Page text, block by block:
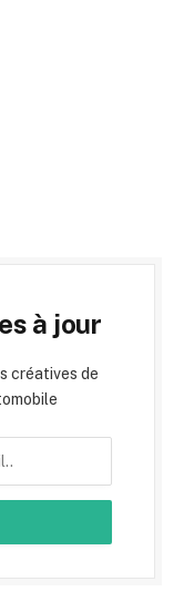
à jour
créatives de